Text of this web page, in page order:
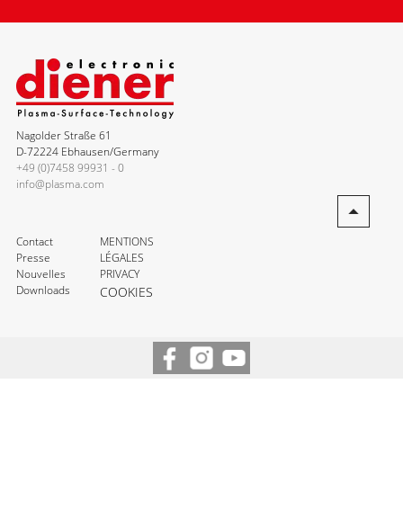
Nagolder Straße 61
D-72224 Ebhausen/Germany
+49 (0)7458 99931 - 0
info@plasma.com
Contact
Presse
Nouvelles
Downloads
MENTIONS
LÉGALES
PRIVACY
COOKIES